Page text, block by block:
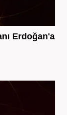
Erdoğan'a